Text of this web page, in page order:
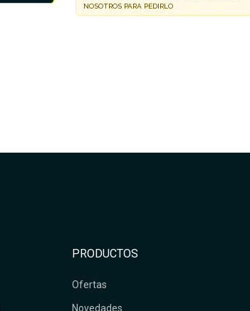
NOSOTROS PARA PEDIRLO
PRODUCTOS
Ofertas
Novedades